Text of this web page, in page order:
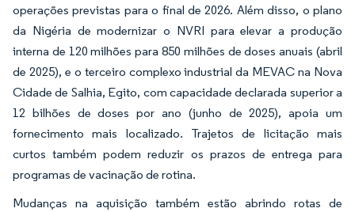
operações previstas para o final de 2026. Além disso, o plano
da Nigéria de modernizar o NVRI para elevar a produção
interna de 120 milhões para 850 milhões de doses anuais (abril
de 2025), e o terceiro complexo industrial da MEVAC na Nova
Cidade de Salhia, Egito, com capacidade declarada superior a
12 bilhões de doses por ano (junho de 2025), apoia um
fornecimento mais localizado. Trajetos de licitação mais
curtos também podem reduzir os prazos de entrega para
programas de vacinação de rotina.
Mudanças na aquisição também estão abrindo rotas de